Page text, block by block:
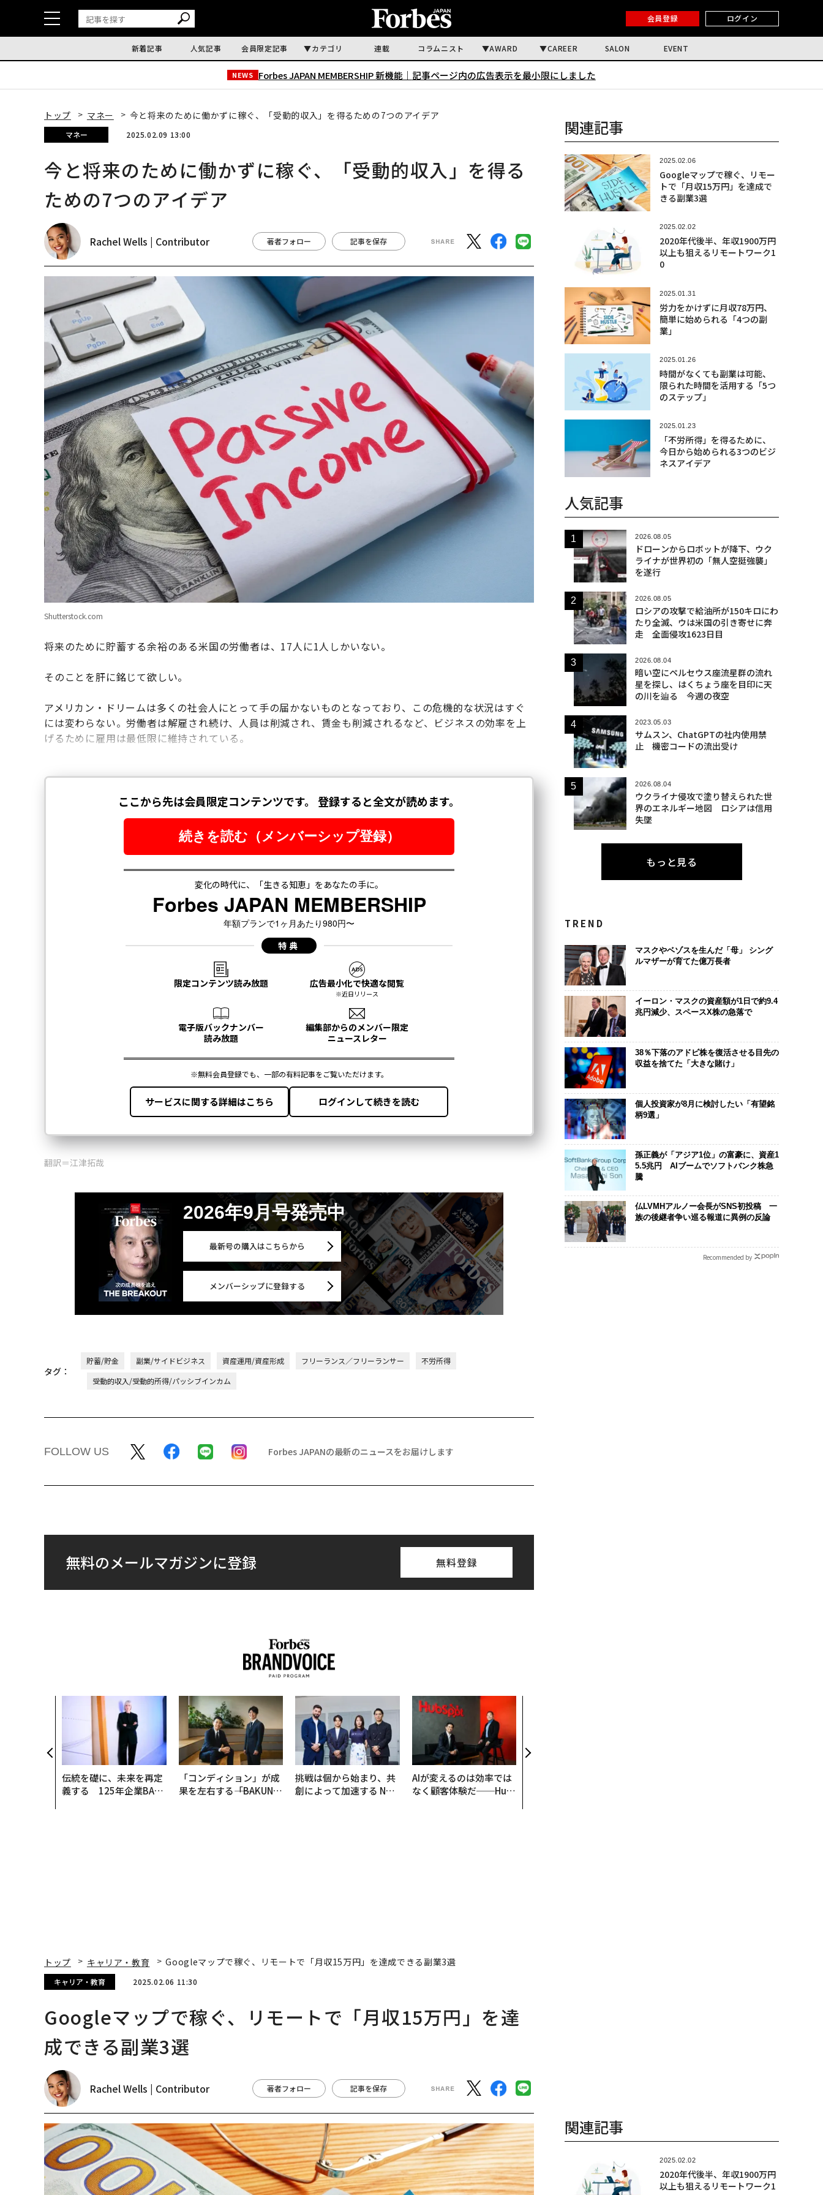
会員登録 ログイン
新着記事 人気記事 会員限定記事 カテゴリ 連載 コラムニスト AWARD CAREER SALON EVENT
NEWS Forbes JAPAN MEMBERSHIP 新機能｜ 記事ページ内の広告表示を最小限にしました
トップ マネー 今と将来のために働かずに稼ぐ、「受動的収入」を得るための7つのアイデア
マネー 2025.02.09 13:00
今と将来のために働かずに稼ぐ、「受動的収入」を得る
ための7つのアイデア
Rachel Wells | Contributor 著者フォロー 記事を保存
Shutterstock.com
将来のために貯蓄する余裕のある米国の労働者は、17人に1人しかいない。
そのことを肝に銘じて欲しい。
アメリカン・ドリームは多くの社会人にとって手の届かないものとなっており、この危機的な状況はすぐ
には変わらない。労働者は解雇され続け、人員は削減され、賃金も削減されるなど、ビジネスの効率を上
げるために雇用は最低限に維持されている。
翻訳＝江津拓哉
2026年9月号発売中
最新号の購入はこちらから
メンバーシップに登録する
タグ：
貯蓄/貯金 副業/サイドビジネス 資産運用/資産形成 フリーランス／フリーランサー
不労所得
受動的収入/受動的所得/パッシブインカム
FOLLOW US Forbes JAPANの最新のニュースをお届けします
無料のメールマガジンに登録 無料登録
伝統を礎に、未来を再定
義する 125年企業BAT
「コンディション」が成
果を左右する――「BAKUN
挑戦は個から始まり、共
創によって加速する NOR
AIが変えるのは効率では
なく顧客体験だ──Hub
関連記事
2025.02.06
Googleマップで稼ぐ、リモー
トで「月収15万円」を達成で
きる副業3選
2025.02.02
2020年代後半、年収1900万円
以上も狙えるリモートワーク1
0
2025.01.31
労力をかけずに月収78万円、
簡単に始められる「4つの副
業」
2025.01.26
時間がなくても副業は可能、
限られた時間を活用する「5つ
のステップ」
2025.01.23
「不労所得」を得るために、
今日から始められる3つのビジ
ネスアイデア
人気記事
2026.08.05
ドローンからロボットが降下、ウク
ライナが世界初の「無人空挺強襲」
を遂行
2026.08.05
ロシアの攻撃で給油所が150キロにわ
たり全滅、ウは米国の引き寄せに奔
走 全面侵攻1623日目
2026.08.04
暗い空にペルセウス座流星群の流れ
星を探し、はくちょう座を目印に天
の川を辿る 今週の夜空
2023.05.03
サムスン、ChatGPTの社内使用禁
止 機密コードの流出受け
2026.08.04
ウクライナ侵攻で塗り替えられた世
界のエネルギー地図 ロシアは信用
失墜
もっと見る
TREND
マスクやベゾスを生んだ「母」 シング
ルマザーが育てた億万長者
イーロン・マスクの資産額が1日で約9.4
兆円減少、スペースX株の急落で
38％下落のアドビ株を復活させる目先の
収益を捨てた「大きな賭け」
個人投資家が8月に検討したい「有望銘
柄9選」
孫正義が「アジア1位」の富豪に、資産1
5.5兆円 AIブームでソフトバンク株急
騰
仏LVMHアルノー会長がSNS初投稿 一
族の後継者争い巡る報道に異例の反論
Recommended by
トップ キャリア・教育 Googleマップで稼ぐ、リモートで「月収15万円」を達成できる副業3選
キャリア・教育 2025.02.06 11:30
Googleマップで稼ぐ、リモートで「月収15万円」を達
成できる副業3選
Rachel Wells | Contributor 著者フォロー 記事を保存
2025.01.26
限られた時間を活用する「5つ
のステップ」